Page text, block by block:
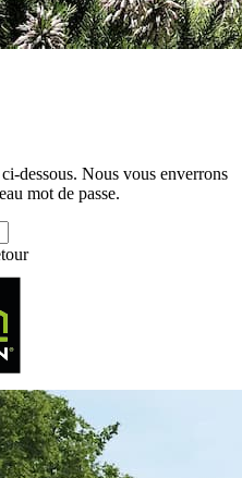
dessous. Nous vous enverrons
mot de passe.